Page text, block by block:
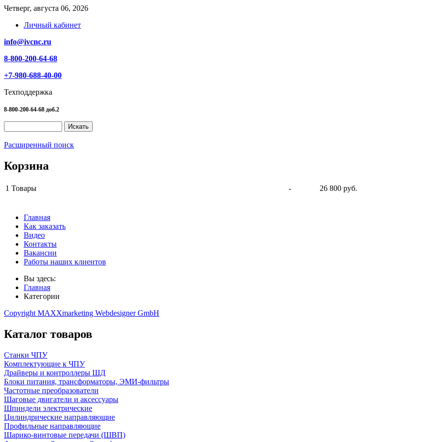
Четверг, августа 06, 2026
Личный кабинет
info@ivcnc.ru
8-800-200-64-68
+7-980-688-40-00
Техподдержка
8-800-200-64-68 доб.2
Расширенный поиск
Корзина
1 Товары -
26 800 руб.
Главная
Как заказать
Видео
Контакты
Вакансии
Работы наших клиентов
Вы здесь:
Главная
Категории
Copyright MAXXmarketing Webdesigner GmbH
Каталог товаров
Станки ЧПУ
Комплектующие к ЧПУ
Драйверы и контроллеры ШД
Блоки питания, трансформаторы, ЭМИ-фильтры
Частотные преобразователи
Шаговые двигатели и аксессуары
Шпиндели электрические
Цилиндрические направляющие
Профильные направляющие
Шарико-винтовые передачи (ШВП)